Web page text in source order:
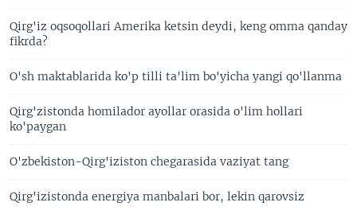
Qirg'iz oqsoqollari Amerika ketsin deydi, keng omma qanday
fikrda?
O'sh maktablarida ko'p tilli ta'lim bo'yicha yangi qo'llanma
Qirg'zistonda homilador ayollar orasida o'lim hollari
ko'paygan
O'zbekiston-Qirg'iziston chegarasida vaziyat tang
Qirg'izistonda energiya manbalari bor, lekin qarovsiz